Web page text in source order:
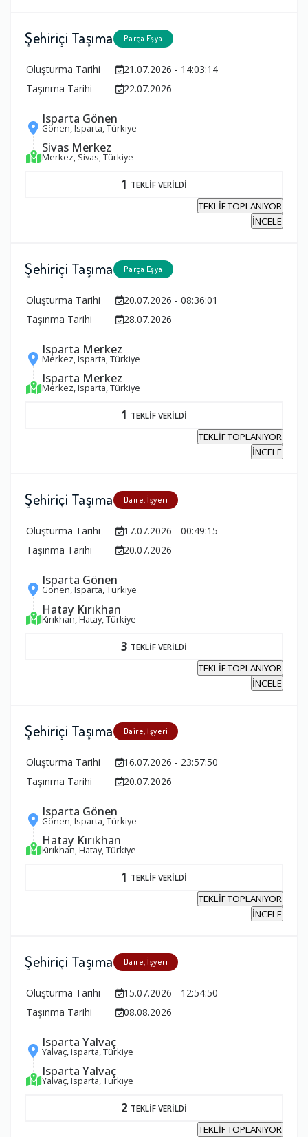
Şehiriçi Taşıma Parça Eşya
Oluşturma Tarihi
21.07.2026 - 14:03:14
Taşınma Tarihi
22.07.2026
Isparta Gönen
Gönen, Isparta, Türkiye
Sivas Merkez
Merkez, Sivas, Türkiye
1 TEKLİF VERİLDİ
TEKLİF TOPLANIYOR
İNCELE
Şehiriçi Taşıma Parça Eşya
Oluşturma Tarihi
20.07.2026 - 08:36:01
Taşınma Tarihi
28.07.2026
Isparta Merkez
Merkez, Isparta, Türkiye
Isparta Merkez
Merkez, Isparta, Türkiye
1 TEKLİF VERİLDİ
TEKLİF TOPLANIYOR
İNCELE
Şehiriçi Taşıma Daire, İşyeri
Oluşturma Tarihi
17.07.2026 - 00:49:15
Taşınma Tarihi
20.07.2026
Isparta Gönen
Gönen, Isparta, Türkiye
Hatay Kırıkhan
Kırıkhan, Hatay, Türkiye
3 TEKLİF VERİLDİ
TEKLİF TOPLANIYOR
İNCELE
Şehiriçi Taşıma Daire, İşyeri
Oluşturma Tarihi
16.07.2026 - 23:57:50
Taşınma Tarihi
20.07.2026
Isparta Gönen
Gönen, Isparta, Türkiye
Hatay Kırıkhan
Kırıkhan, Hatay, Türkiye
1 TEKLİF VERİLDİ
TEKLİF TOPLANIYOR
İNCELE
Şehiriçi Taşıma Daire, İşyeri
Oluşturma Tarihi
15.07.2026 - 12:54:50
Taşınma Tarihi
08.08.2026
Isparta Yalvaç
Yalvaç, Isparta, Türkiye
Isparta Yalvaç
Yalvaç, Isparta, Türkiye
2 TEKLİF VERİLDİ
TEKLİF TOPLANIYOR